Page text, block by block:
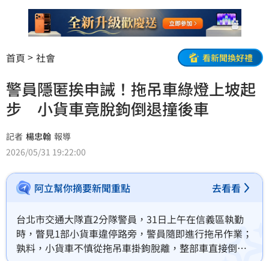
首頁 社會 看新聞換好禮
警員隱匿挨申誡！拖吊車綠燈上坡起
步 小貨車竟脫鉤倒退撞後車
記者 楊忠翰 報導
2026/05/31 19:22:00
阿立幫你摘要新聞重點 去看看
台北市交通大隊直2分隊警員，31日上午在信義區執勤
時，瞥見1部小貨車違停路旁，警員隨即進行拖吊作業；
孰料，小貨車不慎從拖吊車掛鉤脫離，整部車直接倒退